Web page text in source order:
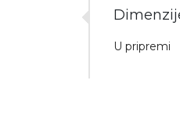
U pripremi